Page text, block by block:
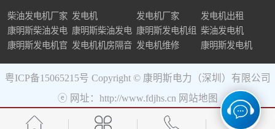
柴油发电机厂家 发电机 发电机厂家
发电机出租
康明斯柴油发电
机组
康明斯柴油发电
机
康明斯发电机组 柴油发电机
康明斯发电机官 发电机机房隔音 发电机维修 康明斯发电机
粤ICP备15065215号 Copyright © 康明斯电力（深圳）有限公司
ⓔ 网址：http://www.fdjhs.cn 网站地图